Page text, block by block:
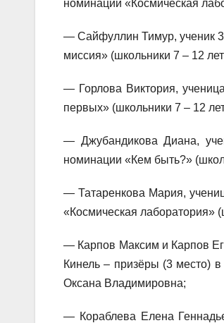
номинации «Космическая
— Сайфуллин Тимур, ученик
миссия» (школьники 7 – 12
— Горлова Виктория,
первых» (школьники 7 – 12
— Джубандикова Диана,
номинации «Кем быть?»
— Татаренкова Мария,
«Космическая лаборатория»
— Карпов Максим и Карпов
Кинель – призёры (3 место)
Оксана Владимировна;
— Кораблева Елена